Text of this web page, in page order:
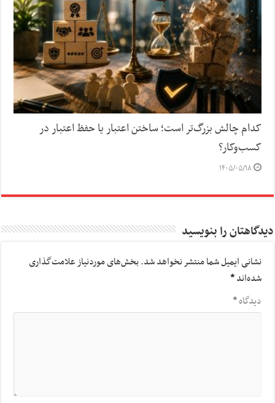
کدام چالش بزرگ‌تر است؛ ساختن اعتبار یا حفظ اعتبار در
کسب‌وکار؟
۱۴۰۵/۰۵/۱۸
دیدگاهتان را بنویسید
نشانی ایمیل شما منتشر نخواهد شد.بخش‌های موردنیاز علامت‌گذاری
شده‌اند*
دیدگاه*